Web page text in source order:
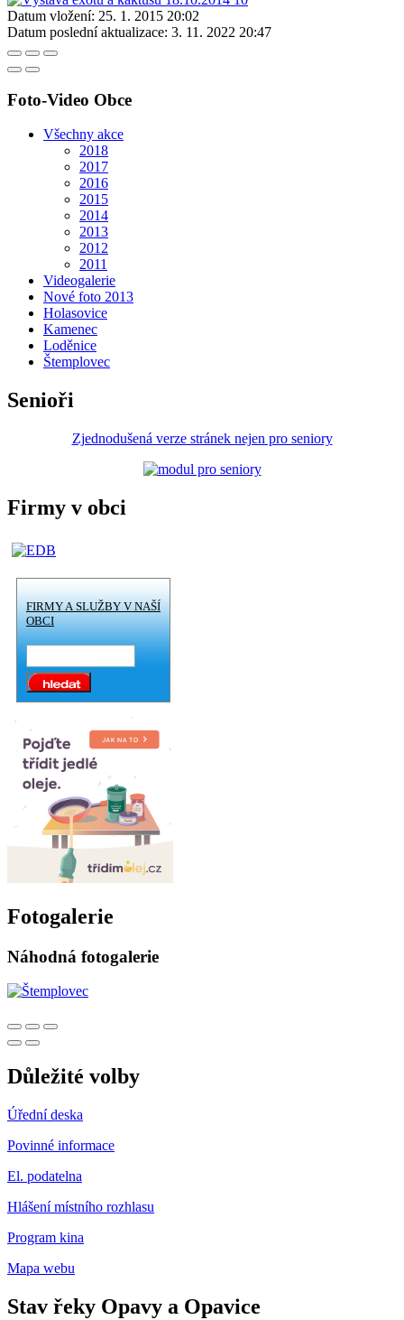
Datum vložení: 25. 1. 2015 20:02
Datum poslední aktualizace: 3. 11. 2022 20:47
Foto-Video Obce
Všechny akce
2018
2017
2016
2015
2014
2013
2012
2011
Videogalerie
Nové foto 2013
Holasovice
Kamenec
Loděnice
Štemplovec
Senioři
Zjednodušená verze stránek nejen pro seniory
Firmy v obci
FIRMY A SLUŽBY V NAŠÍ
OBCI
Fotogalerie
Náhodná fotogalerie
Důležité volby
Úřední deska
Povinné informace
El. podatelna
Hlášení místního rozhlasu
Program kina
Mapa webu
Stav řeky Opavy a Opavice